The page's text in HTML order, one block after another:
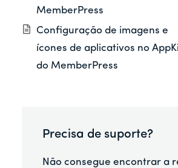
MemberPress
Configuração de imagens e
ícones de aplicativos no
do MemberPress
Precisa de suporte?
Não consegue encontrar a